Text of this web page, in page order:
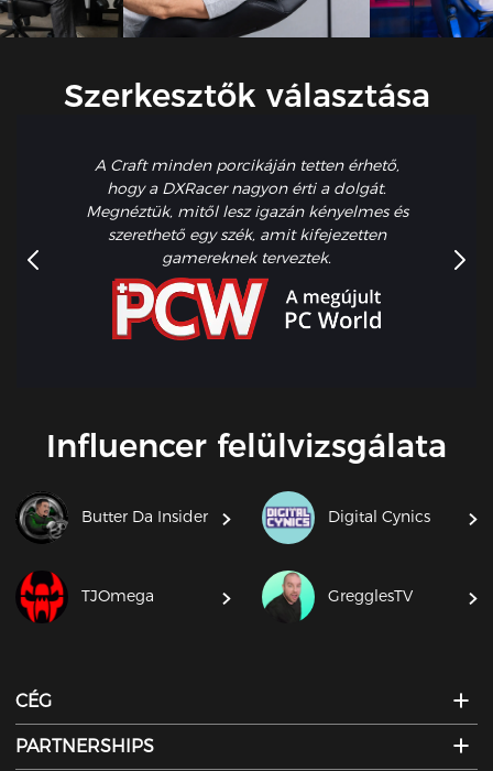
Szerkesztők választása
A Craft minden porcikáján tetten érhető,
hogy a DXRacer nagyon érti a dolgát.
Megnéztük, mitől lesz igazán kényelmes és
szerethető egy szék, amit kifejezetten
gamereknek terveztek.
Influencer felülvizsgálata
Butter Da Insider Digital Cynics
TJOmega GregglesTV
CÉG
PARTNERSHIPS